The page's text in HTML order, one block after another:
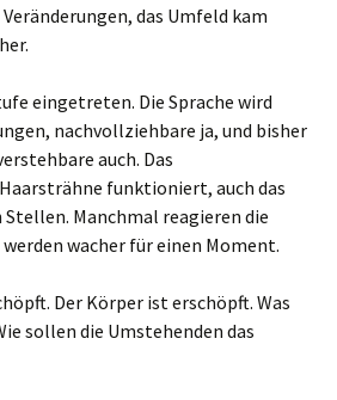
das Umfeld kam
eingetreten. Die Sprache wird
nachvollziehbare ja, und bisher
auch. Das
funktioniert, auch das
Manchmal reagieren die
werden wacher für einen Moment.
Der Körper ist erschöpft. Was
sollen die Umstehenden das